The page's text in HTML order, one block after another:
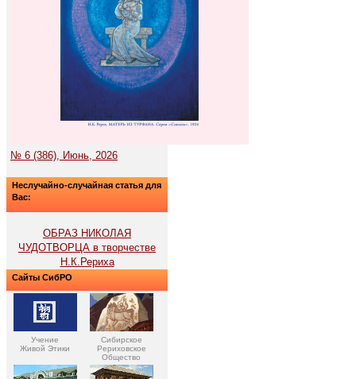
№ 6 (386), Июнь, 2026
Неслучайно-случайная статья для
Вас:
ОБРАЗ НИКОЛАЯ
ЧУДОТВОРЦА в творчестве
Н.К.Рериха
Сайты СибРО
Учение
Живой Этики
Сибирское
Рериховское
Общество